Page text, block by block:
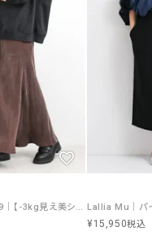
Wrapin nine 9｜【-3kg見え美シルエット】シワ加工セミマーメイドスカート [[IZK24050-2]][F]
¥15,950税込